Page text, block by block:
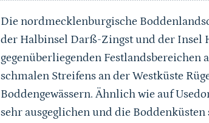
Die nordmecklenburgische
der Halbinsel Darß-Zingst und der Insel
gegenüberliegenden
schmalen Streifens an der Westküste
Boddengewässern. Ähnlich wie auf
sehr ausgeglichen und die